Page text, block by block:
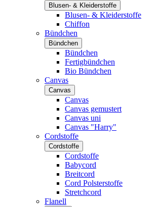
Blusen- & Kleiderstoffe
Blusen- & Kleiderstoffe
Chiffon
Bündchen
Bündchen
Bündchen
Fertigbündchen
Bio Bündchen
Canvas
Canvas
Canvas
Canvas gemustert
Canvas uni
Canvas "Harry"
Cordstoffe
Cordstoffe
Cordstoffe
Babycord
Breitcord
Cord Polsterstoffe
Stretchcord
Flanell